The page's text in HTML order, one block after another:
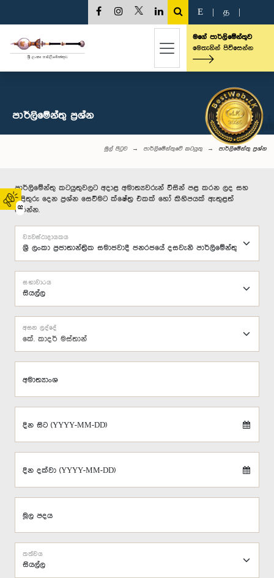
02
E த
මගේ පාර්ලිමේන්තුව
මෙතැනින් පිවිසෙන්න
පාර්ලි‌මේන්තු‌ ප්‍රශ්න
මුල් පිටුව පාර්ලිමේන්තුවේ කටයුතු පාර්ලි‌මේන්තු‌ ප්‍රශ්න
පාර්ලිමේන්තු කටයුතුවලට අදාළ අමාත්‍යවරුන් විසින් පළ කරන ලද සහ
පිළිතුරු දෙන ප්‍රශ්න සෙවීමට ක්ෂේත්‍ර එකක් හෝ කිහිපයක් ඇතුළත්
කරන්න.
ව්‍යවස්ථාදායකය
සභාවාරය
‍කේ. කාදර් මස්තාන්
අසන ලද්දේ
අමාත්‍යාංශ
දින සිට (YYYY-MM-DD)
දින දක්වා (YYYY-MM-DD)
මූල පදය
තත්වය